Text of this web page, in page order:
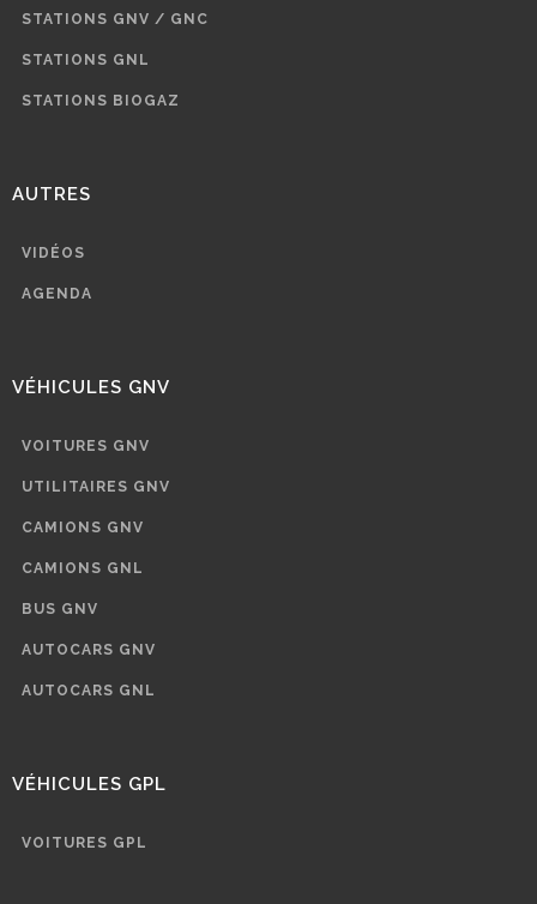
STATIONS GNV / GNC
STATIONS GNL
STATIONS BIOGAZ
AUTRES
VIDÉOS
AGENDA
VÉHICULES GNV
VOITURES GNV
UTILITAIRES GNV
CAMIONS GNV
CAMIONS GNL
BUS GNV
AUTOCARS GNV
AUTOCARS GNL
VÉHICULES GPL
VOITURES GPL